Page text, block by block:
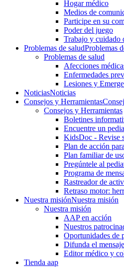
Hogar médico
Medios de
Participe en su
Poder del juego
Trabajo y cuidado
Problemas de saludProblemas
Problemas de salud
Afecciones
Enfermedades
Lesiones y
NoticiasNoticias
Consejos y Herramientas
Consejos y Herramientas
Boletines
Encuentre un
KidsDoc - Revise
Plan de acción
Plan familiar de
Pregúntele al
Programa de
Rastre​​ador de
Retraso motor:
Nuestra misiónNuestra misión
Nuestra misión
AAP en acción
Nuestros
Oportunidades de
Difunda el mensaje
Editor médico y
Tienda aap